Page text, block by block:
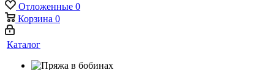
Отложенные 0
Корзина 0
Каталог